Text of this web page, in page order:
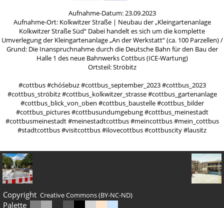
Aufnahme-Datum: 23.09.2023
Aufnahme-Ort: Kolkwitzer Straße | Neubau der „Kleingartenanlage
Kolkwitzer Straße Süd“ Dabei handelt es sich um die komplette
Umverlegung der Kleingartenanlage „An der Werkstatt“ (ca. 100 Parzellen) /
Grund: Die Inanspruchnahme durch die Deutsche Bahn für den Bau der
Halle 1 des neue Bahnwerks Cottbus (ICE-Wartung)
Ortsteil: Ströbitz
#cottbus #chóśebuz #cottbus_september_2023 #cottbus_2023
#cottbus_ströbitz #cottbus_kolkwitzer_strasse #cottbus_gartenanlage
#cottbus_blick_von_oben #cottbus_baustelle #cottbus_bilder
#cottbus_pictures #cottbusundumgebung #cottbus_meinestadt
#cottbusmeinestadt #meinestadtcottbus #meincottbus #mein_cottbus
#stadtcottbus #visitcottbus #ilovecottbus #cottbuscity #lausitz
Copyright Creative Commons (BY-NC-ND)
Palette